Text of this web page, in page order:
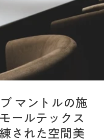
マントルの施
ールテックス
された空間美